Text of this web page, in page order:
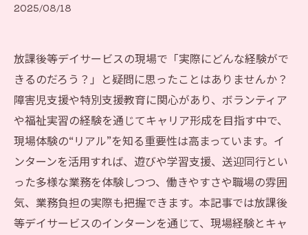
2025/08/18
放課後等デイサービスの現場で「実際にどんな経験がで
きるのだろう？」と疑問に思ったことはありませんか？
障害児支援や特別支援教育に関心があり、ボランティア
や福祉実習の経験を通じてキャリア形成を目指す中で、
現場体験の“リアル”を知る重要性は高まっています。イ
ンターンを活用すれば、遊びや学習支援、送迎同行とい
った多様な業務を体験しつつ、働きやすさや職場の雰囲
気、業務負担の実際も把握できます。本記事では放課後
等デイサービスのインターンを通じて、現場経験とキャ